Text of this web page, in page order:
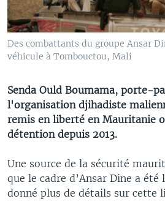
Des combattants du groupe Ansar
véhicule à Tombouctou, Mali
Senda Ould Boumama, porte-
l'organisation djihadiste
remis en liberté en Mauritanie
détention depuis 2013.
Une source de la sécurité
que le cadre d’Ansar Dine a été
donné plus de détails sur cette